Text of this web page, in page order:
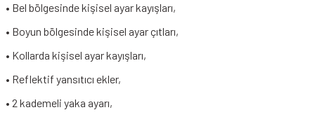
• Bel bölgesinde kişisel ayar kayışları,
• Boyun bölgesinde kişisel ayar çıtları,
• Kollarda kişisel ayar kayışları,
• Reflektif yansıtıcı ekler,
• 2 kademeli yaka ayarı,